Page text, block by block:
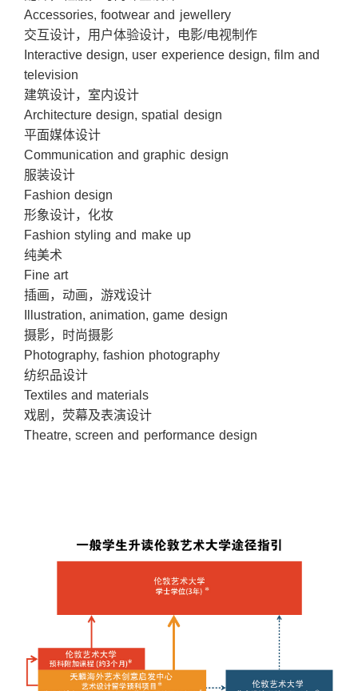
Accessories, footwear and jewellery
交互设计，用户体验设计，电影/电视制作
Interactive design, user experience design, film and
television
建筑设计，室内设计
Architecture design, spatial design
平面媒体设计
Communication and graphic design
服装设计
Fashion design
形象设计，化妆
Fashion styling and make up
纯美术
Fine art
插画，动画，游戏设计
Illustration, animation, game design
摄影，时尚摄影
Photography, fashion photography
纺织品设计
Textiles and materials
戏剧，荧幕及表演设计
Theatre, screen and performance design